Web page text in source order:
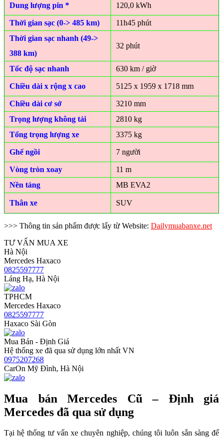
Dung lượng pin * 120,0 kWh
Thời gian sạc (0-> 485 km)
11h45 phút
Thời gian sạc nhanh (49->
388 km)
32 phút
Tốc độ sạc nhanh 630 km / giờ
Chiều dài x rộng x cao 5125 x 1959 x 1718 mm
Chiều dài cơ sở
3210 mm
Trọng lượng không tải
2810 kg
Tổng trọng lượng xe
3375 kg
Ghế ngồi 7 người
Vòng tròn xoay
11 m
Nền tảng
MB EVA2
Thân xe SUV
>>> Thông tin sản phẩm được lấy từ Website: Dailymuabanxe.net
TƯ VẤN MUA XE
Hà Nội
Mercedes Haxaco
0825597777
Láng Hạ, Hà Nội
TPHCM
Mercedes Haxaco
0825597777
Haxaco Sài Gòn
Mua Bán - Định Giá
Hệ thống xe đã qua sử dụng lớn nhất VN
0975207268
CarOn Mỹ Đình, Hà Nội
Mua bán Mercedes Cũ – Định giá
Mercedes đã qua sử dụng
Tại hệ thống tư vấn xe chuyên nghiệp, chúng tôi luôn sẵn sàng để